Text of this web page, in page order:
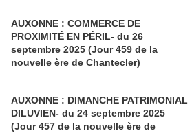
AUXONNE : COMMERCE DE
PROXIMITÉ EN PÉRIL- du 26
septembre 2025 (Jour 459 de la
nouvelle ère de Chantecler)
AUXONNE : DIMANCHE PATRIMONIAL
DILUVIEN- du 24 septembre 2025
(Jour 457 de la nouvelle ère de